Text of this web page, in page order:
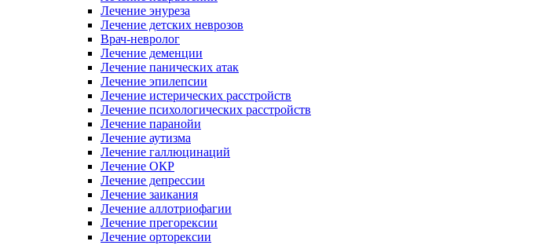
Лечение энуреза
Лечение детских неврозов
Врач-невролог
Лечение деменции
Лечение панических атак
Лечение эпилепсии
Лечение истерических расстройств
Лечение психологических расстройств
Лечение паранойи
Лечение аутизма
Лечение галлюцинаций
Лечение ОКР
Лечение депрессии
Лечение заикания
Лечение аллотриофагии
Лечение прегорексии
Лечение орторексии